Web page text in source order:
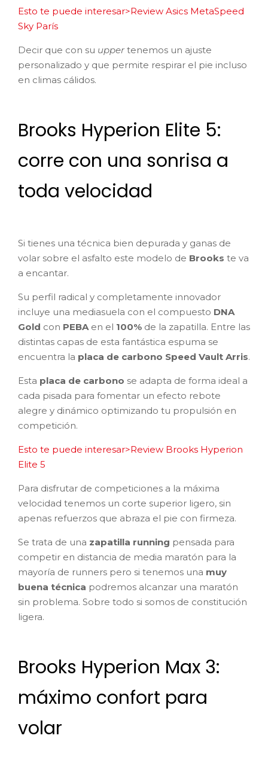
Esto te puede interesar>Review Asics MetaSpeed
Sky París
Decir que con su upper tenemos un ajuste
personalizado y que permite respirar el pie incluso
en climas cálidos.
Brooks Hyperion Elite 5:
corre con una sonrisa a
toda velocidad
Si tienes una técnica bien depurada y ganas de
volar sobre el asfalto este modelo de Brooks te va
a encantar.
Su perfil radical y completamente innovador
incluye una mediasuela con el compuesto DNA
Gold con PEBA en el 100% de la zapatilla. Entre las
distintas capas de esta fantástica espuma se
encuentra la placa de carbono Speed Vault Arris.
Esta placa de carbono se adapta de forma ideal a
cada pisada para fomentar un efecto rebote
alegre y dinámico optimizando tu propulsión en
competición.
Esto te puede interesar>Review Brooks Hyperion
Elite 5
Para disfrutar de competiciones a la máxima
velocidad tenemos un corte superior ligero, sin
apenas refuerzos que abraza el pie con firmeza.
Se trata de una zapatilla running pensada para
competir en distancia de media maratón para la
mayoría de runners pero si tenemos una muy
buena técnica podremos alcanzar una maratón
sin problema. Sobre todo si somos de constitución
ligera.
Brooks Hyperion Max 3:
máximo confort para
volar